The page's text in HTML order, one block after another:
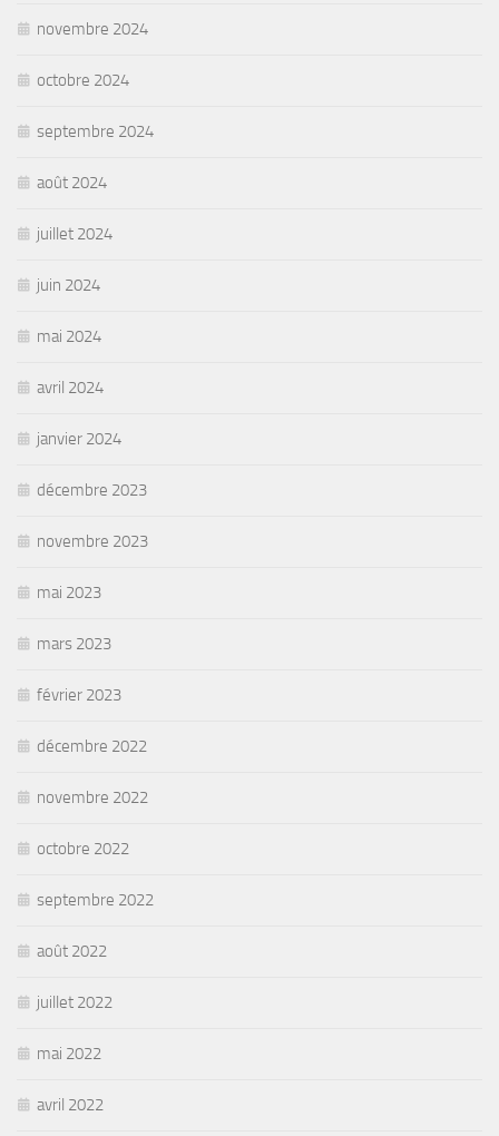
novembre 2024
octobre 2024
septembre 2024
août 2024
juillet 2024
juin 2024
mai 2024
avril 2024
janvier 2024
décembre 2023
novembre 2023
mai 2023
mars 2023
février 2023
décembre 2022
novembre 2022
octobre 2022
septembre 2022
août 2022
juillet 2022
mai 2022
avril 2022